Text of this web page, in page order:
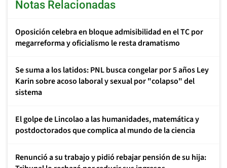
Notas Relacionadas
Oposición celebra en bloque admisibilidad en el TC por
megarreforma y oficialismo le resta dramatismo
Se suma a los latidos: PNL busca congelar por 5 años Ley
Karin sobre acoso laboral y sexual por "colapso" del
sistema
El golpe de Lincolao a las humanidades, matemática y
postdoctorados que complica al mundo de la ciencia
Renunció a su trabajo y pidió rebajar pensión de su hija: